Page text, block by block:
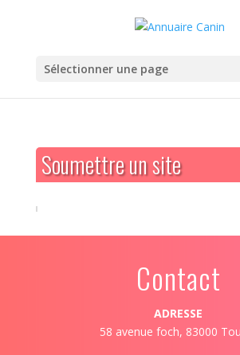
Sélectionner une page
Soumettre un site
Contact
ADRESSE
58 avenue foch, 83000